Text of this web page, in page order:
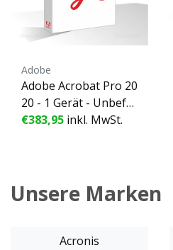
Adobe
Adobe Acrobat Pro 20
20 - 1 Gerät - Unbefri
stete Lizenz
€383,95 inkl. MwSt.
Unsere Marken
Acronis